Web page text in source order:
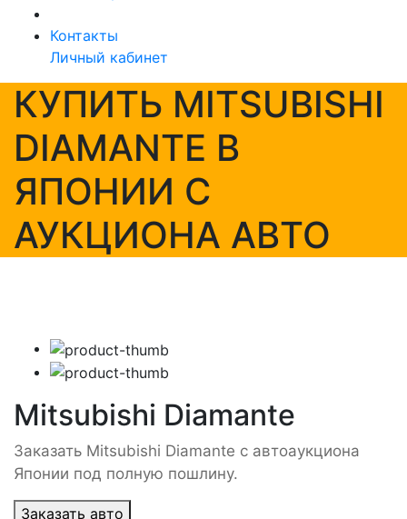
Контакты
Личный кабинет
КУПИТЬ MITSUBISHI
DIAMANTE В
ЯПОНИИ С
АУКЦИОНА АВТО
Mitsubishi Diamante
Заказать Mitsubishi Diamante с автоаукциона
Японии под полную пошлину.
Заказать авто